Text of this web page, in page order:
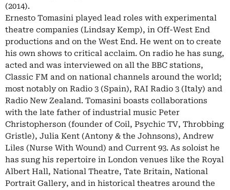
(2014).
Ernesto Tomasini played lead roles with experimental
theatre companies (Lindsay Kemp), in Off-West End
productions and on the West End. He went on to create
his own shows to critical acclaim. On radio he has sung,
acted and was interviewed on all the BBC stations,
Classic FM and on national channels around the world;
most notably on Radio 3 (Spain), RAI Radio 3 (Italy) and
Radio New Zealand. Tomasini boasts collaborations
with the late father of industrial music Peter
Christopherson (founder of Coil, Psychic TV, Throbbing
Gristle), Julia Kent (Antony & the Johnsons), Andrew
Liles (Nurse With Wound) and Current 93. As soloist he
has sung his repertoire in London venues like the Royal
Albert Hall, National Theatre, Tate Britain, National
Portrait Gallery, and in historical theatres around the